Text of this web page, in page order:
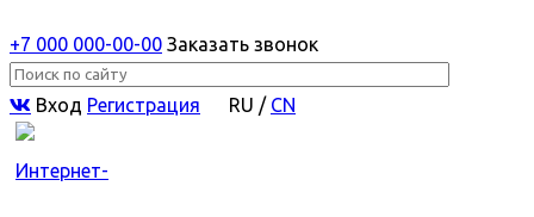
+7 000 000-00-00 Заказать звонок
Вход Регистрация RU / CN